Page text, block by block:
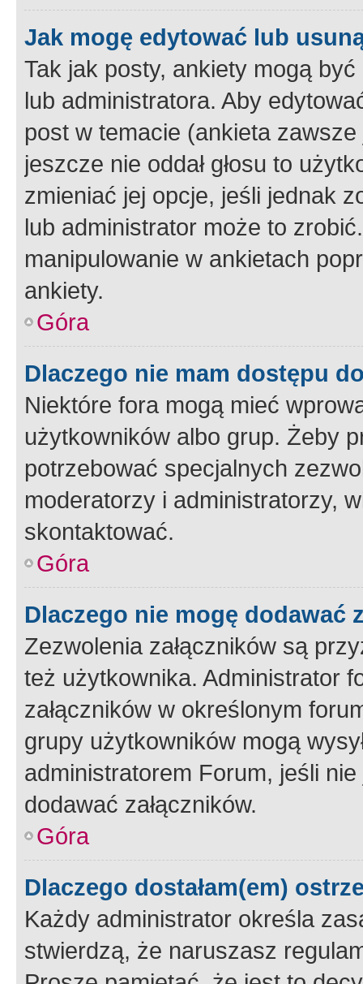
Jak mogę edytować lub
Tak jak posty, ankiety mogą
lub administratora. Aby
post w temacie (ankieta
jeszcze nie oddał głosu to
zmieniać jej opcje, jeśli jednak
lub administrator może to
manipulowanie w ankietach
ankiety.
Góra
Dlaczego nie mam dostępu
Niektóre fora mogą mieć
użytkowników albo grup. Żeby
potrzebować specjalnych
moderatorzy i administratorzy,
skontaktować.
Góra
Dlaczego nie mogę dodawać
Zezwolenia załączników są
też użytkownika. Administrator
załączników w określonym
grupy użytkowników mogą
administratorem Forum, jeśli
dodawać załączników.
Góra
Dlaczego dostałam(em)
Każdy administrator określa
stwierdzą, że naruszasz